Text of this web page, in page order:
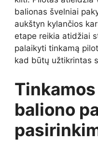
balionas švelniai
aukštyn kylančios
etape reikia atidžiai
palaikyti tinkamą
kad būtų užtikrintas
baliono